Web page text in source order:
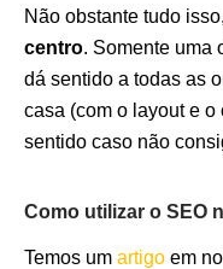
Não obstante tudo
centro. Somente uma
dá sentido a todas as
casa (com o layout e
sentido caso não
Como utilizar o SEO
Temos um artigo em